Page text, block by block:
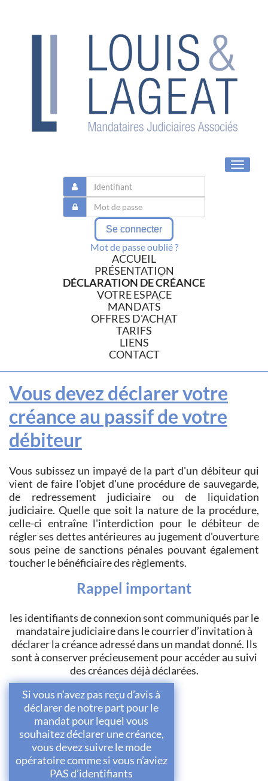
Toggle
Se connecter
Mot de passe oublié ?
ACCUEIL
PRÉSENTATION
DÉCLARATION DE CRÉANCE
VOTRE ESPACE
MANDATS
OFFRES D'ACHAT
TARIFS
LIENS
CONTACT
Vous devez déclarer votre
créance au passif de votre
débiteur
Vous subissez un impayé de la part d'un débiteur qui
vient de faire l'objet d'une procédure de sauvegarde,
de redressement judiciaire ou de liquidation
judiciaire. Quelle que soit la nature de la procédure,
celle-ci entraîne l'interdiction pour le débiteur de
régler ses dettes antérieures au jugement d'ouverture
sous peine de sanctions pénales pouvant également
toucher le bénéficiaire des règlements.
Rappel important
les identifiants de connexion sont communiqués par le
mandataire judiciaire dans le courrier d’invitation à
déclarer la créance adressé dans un mandat donné. Ils
sont à conserver précieusement pour accéder au suivi
des créances déjà déclarées.
Si vous n’avez pas reçu d’avis à
déclarer de notre part pour le
mandat pour lequel vous
souhaitez déclarer une créance,
vous devez suivre le mode
opératoire comme si vous n’aviez
PAS d’identifiants